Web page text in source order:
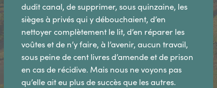
dudit canal, de supprimer, sous quinzaine, les
sièges à privés qui y débouchaient, d’en
nettoyer complètement le lit, d’en réparer les
voûtes et de n’y faire, à l’avenir, aucun travail,
sous peine de cent livres d’amende et de prison
en cas de récidive. Mais nous ne voyons pas
qu’elle ait eu plus de succès que les autres.